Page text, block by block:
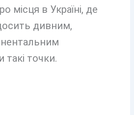
місця в Україні, де
дивним,
точки.